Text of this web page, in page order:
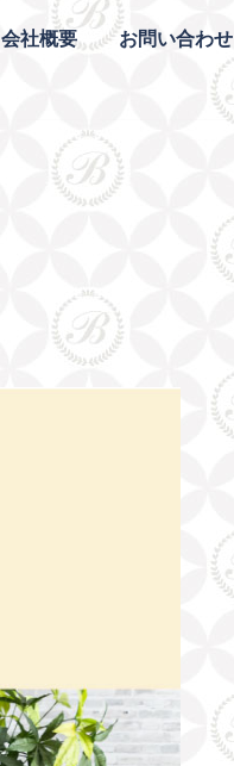
会社概要
お問い合わせ